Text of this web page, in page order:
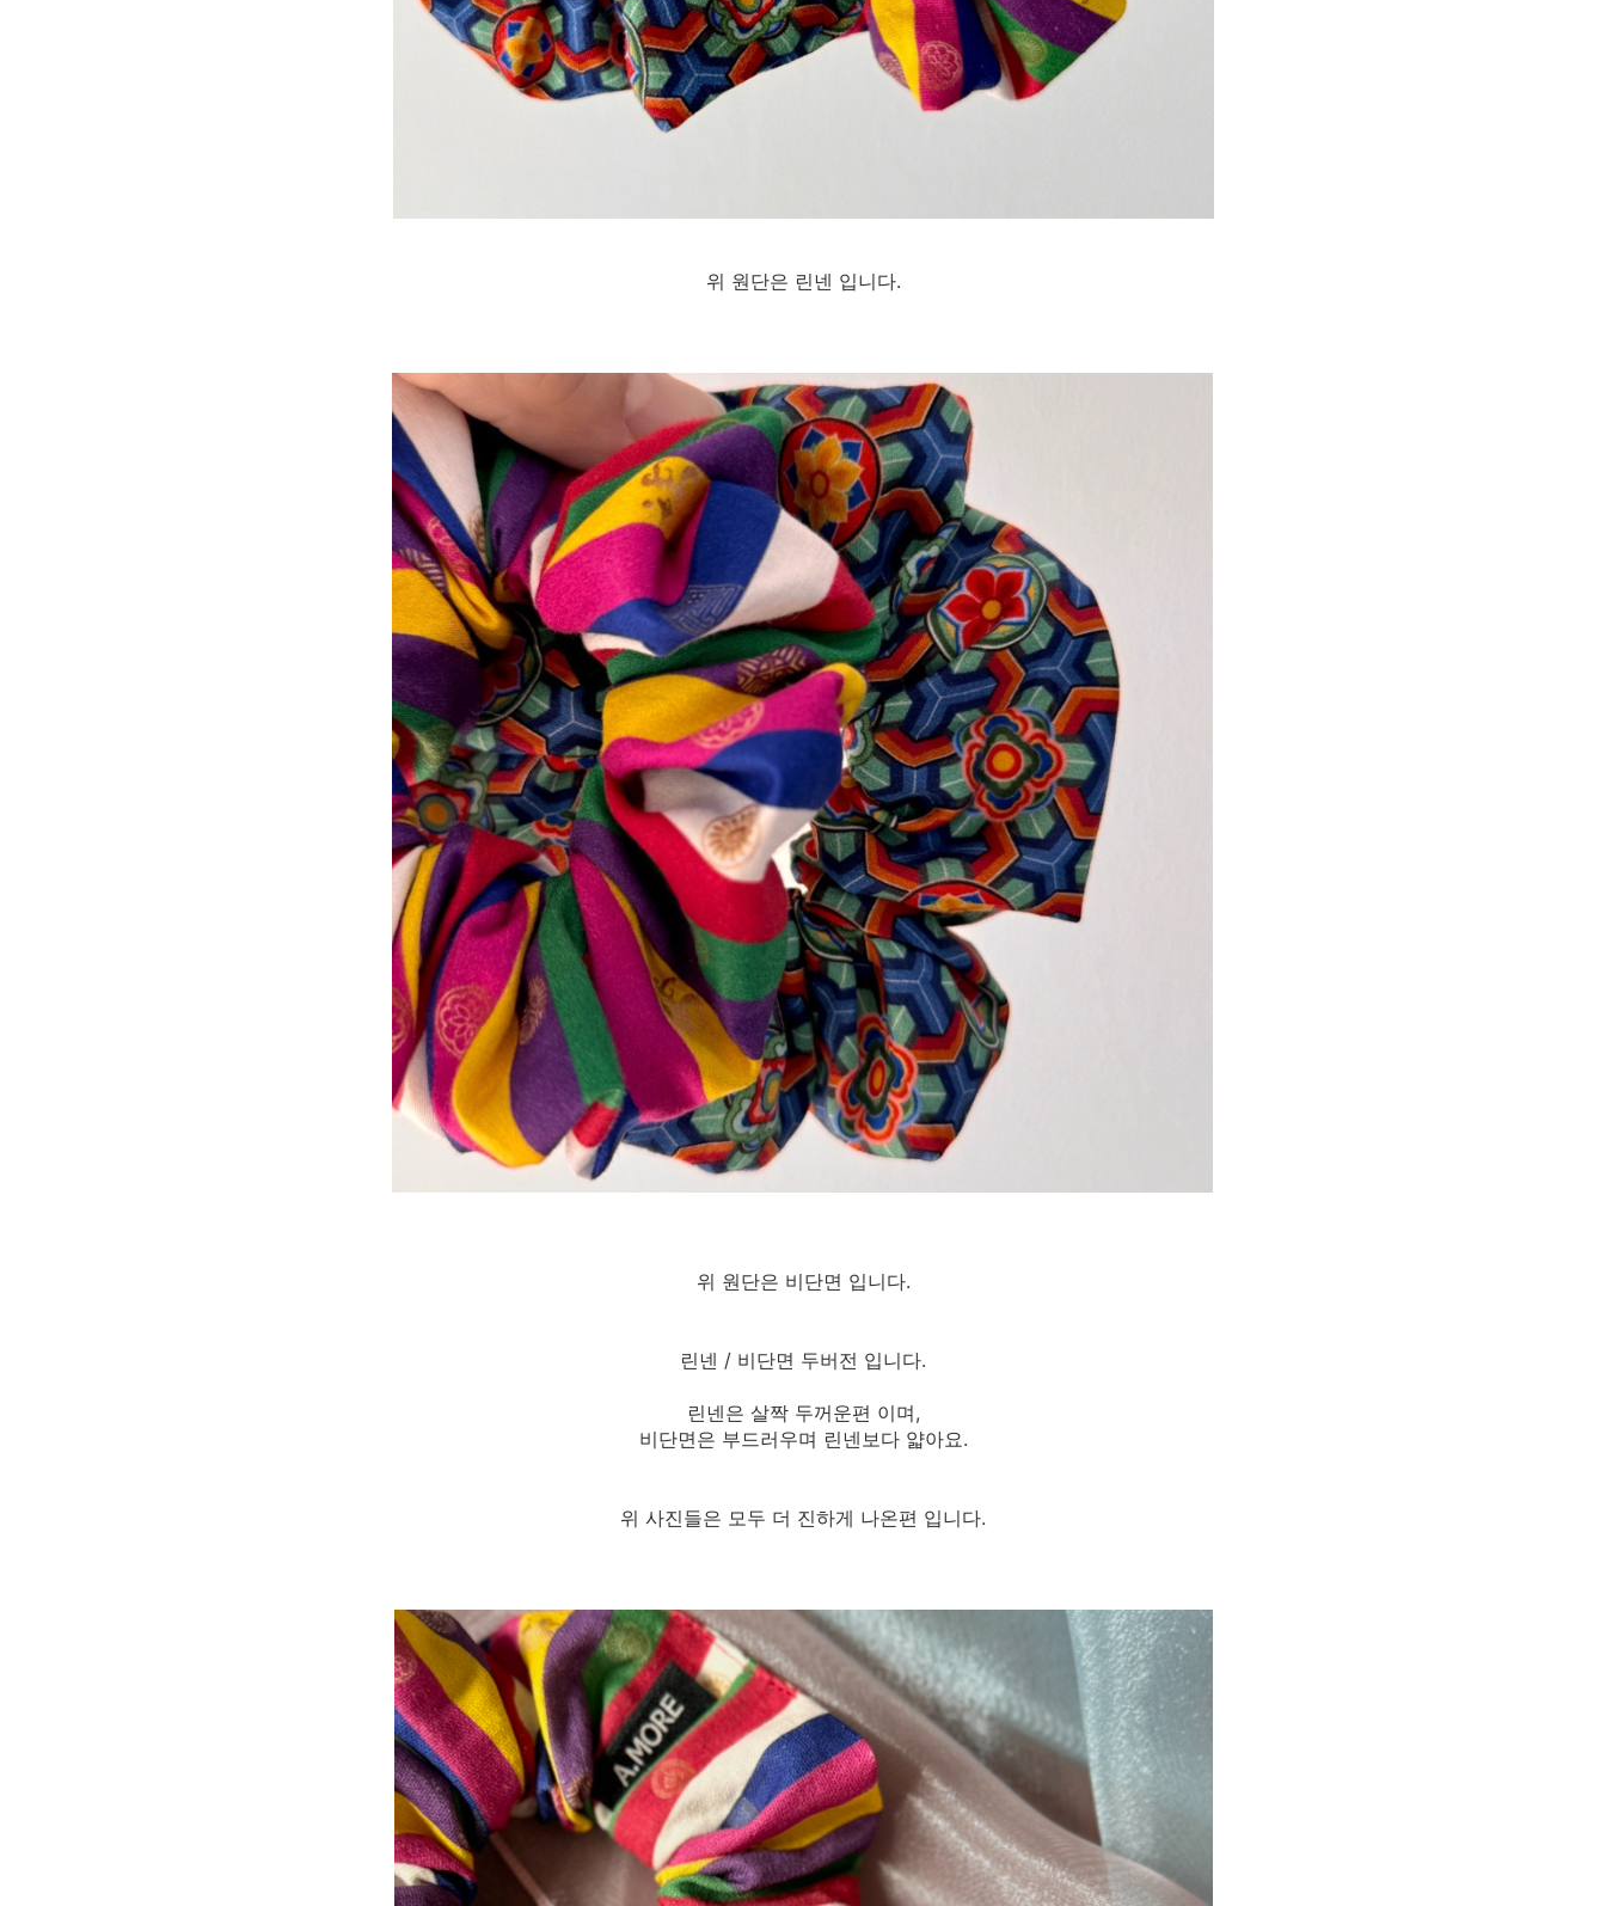
위 원단은 린넨 입니다.
위 원단은 비단면 입니다.
린넨 / 비단면 두버전 입니다.
린넨은 살짝 두꺼운편 이며,
비단면은 부드러우며 린넨보다 얇아요.
위 사진들은 모두 더 진하게 나온편 입니다.